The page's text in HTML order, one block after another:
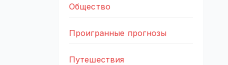
Общество
Проигранные прогнозы
Путешествия